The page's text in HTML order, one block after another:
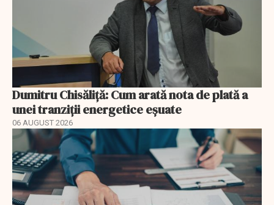
Dumitru Chisăliță: Cum arată nota de plată a
unei tranziții energetice eșuate
06 AUGUST 2026